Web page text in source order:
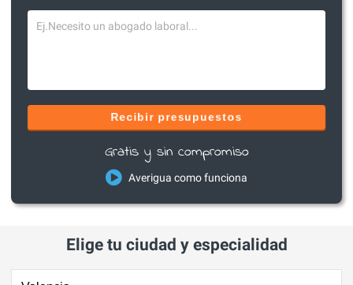
Recibir presupuestos
Gratis y sin compromiso
Averigua como funciona
Elige tu ciudad y especialidad